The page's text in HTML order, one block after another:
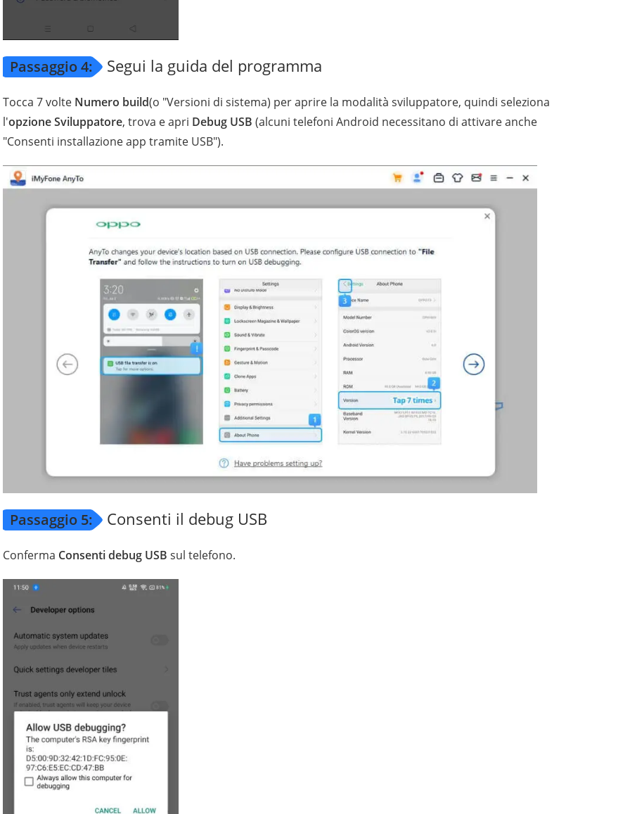
Passaggio 4: Segui la guida del programma
Tocca 7 volte Numero build(o "Versioni di sistema) per aprire la modalità sviluppatore, quindi seleziona
l'opzione Sviluppatore, trova e apri Debug USB (alcuni telefoni Android necessitano di attivare anche
"Consenti installazione app tramite USB").
Passaggio 5: Consenti il debug USB
Conferma Consenti debug USB sul telefono.